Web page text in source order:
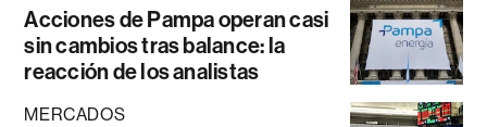
Acciones de Pampa operan casi
sin cambios tras balance: la
reacción de los analistas
MERCADOS